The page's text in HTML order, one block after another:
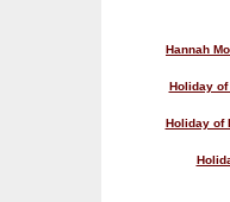
Hannah
Holiday of
Holiday of